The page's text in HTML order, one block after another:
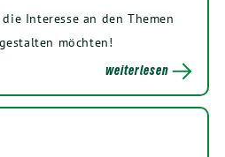
Inter­es­se an den The­men
möchten!
weiterlesen